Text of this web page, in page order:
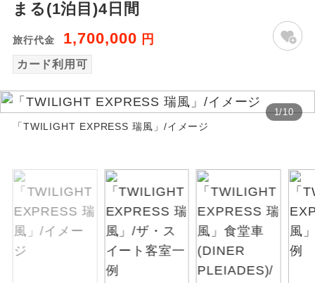
まる(1泊目)4日間
旅行代金 1,700,000 円
カード利用可
1/10
「TWILIGHT EXPRESS 瑞風」/イメージ
務
があります。
新コース 初登場のコースです。
世界遺産
然遺産を訪ねるコースです。
絶景 絶景スポットに立ち寄るコースです。
温泉 温泉地にも宿泊するコースです。
露天風呂
ご宿泊ホテルに露天風呂が付いていま
ご宿泊ホテルに大浴場が付いています。